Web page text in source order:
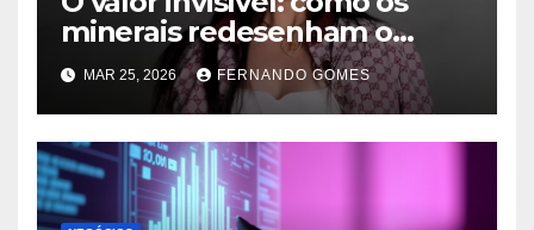
minerais redesenham o
equilíbrio de poder mundial
MAR 25, 2026 FERNANDO GOMES